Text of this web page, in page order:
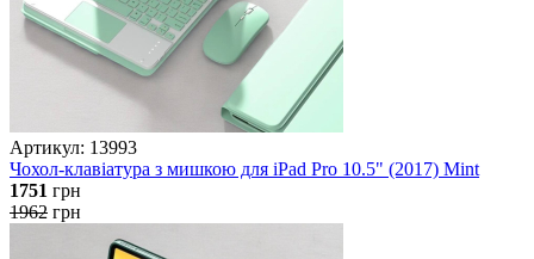
Артикул: 13993
Чохол-клавіатура з мишкою для iPad Pro 10.5" (2017) Mint
1751 грн
1962 грн